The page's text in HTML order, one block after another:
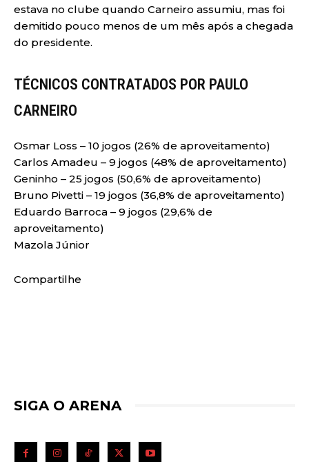
estava no clube quando Carneiro assumiu, mas foi
demitido pouco menos de um mês após a chegada
do presidente.
TÉCNICOS CONTRATADOS POR PAULO
CARNEIRO
Osmar Loss – 10 jogos (26% de aproveitamento)
Carlos Amadeu – 9 jogos (48% de aproveitamento)
Geninho – 25 jogos (50,6% de aproveitamento)
Bruno Pivetti – 19 jogos (36,8% de aproveitamento)
Eduardo Barroca – 9 jogos (29,6% de
aproveitamento)
Mazola Júnior
Compartilhe
SIGA O ARENA